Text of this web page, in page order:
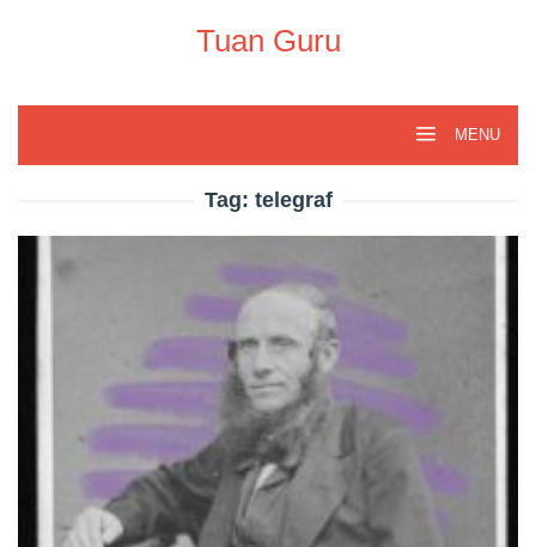
Tuan Guru
MENU
Tag: telegraf